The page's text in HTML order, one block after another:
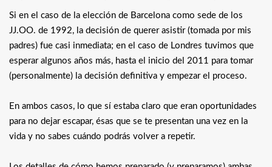
Si en el caso de la elección de Barcelona como sede de los
JJ.OO. de 1992, la decisión de querer asistir (tomada por mis
padres) fue casi inmediata; en el caso de Londres tuvimos que
esperar algunos años más, hasta el inicio del 2011 para tomar
(personalmente) la decisión definitiva y empezar el proceso.
En ambos casos, lo que sí estaba claro que eran oportunidades
para no dejar escapar, ésas que se te presentan una vez en la
vida y no sabes cuándo podrás volver a repetir.